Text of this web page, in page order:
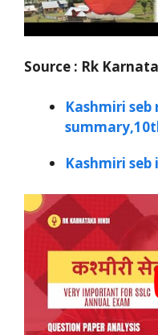
Source : Rk
Kashmiri
Kashmiri